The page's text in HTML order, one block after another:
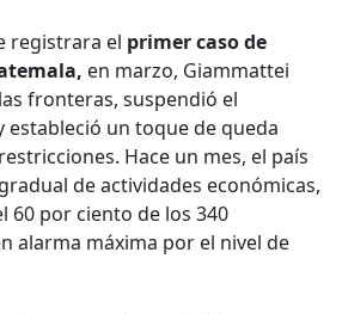
registrara el primer caso de
en marzo, Giammattei
fronteras, suspendió el
un toque de queda
Hace un mes, el país
de actividades económicas,
60 por ciento de los 340
alarma máxima por el nivel de